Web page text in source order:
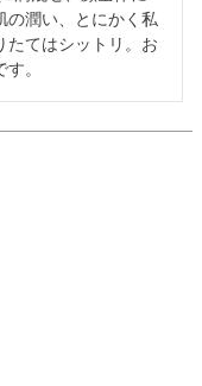
の潤い、とにかく私
たてはシットリ。お
。